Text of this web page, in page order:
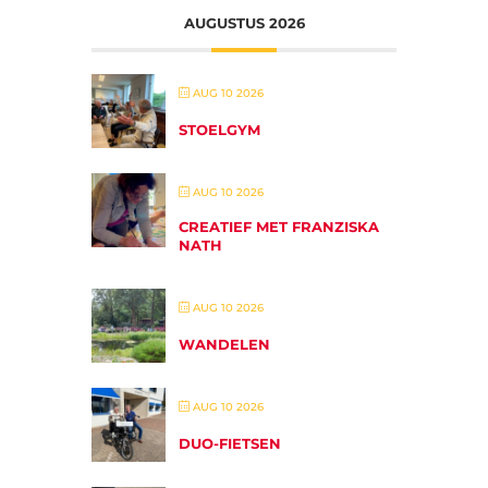
AUGUSTUS 2026
AUG 10 2026
STOELGYM
AUG 10 2026
CREATIEF MET FRANZISKA
NATH
AUG 10 2026
WANDELEN
AUG 10 2026
DUO-FIETSEN